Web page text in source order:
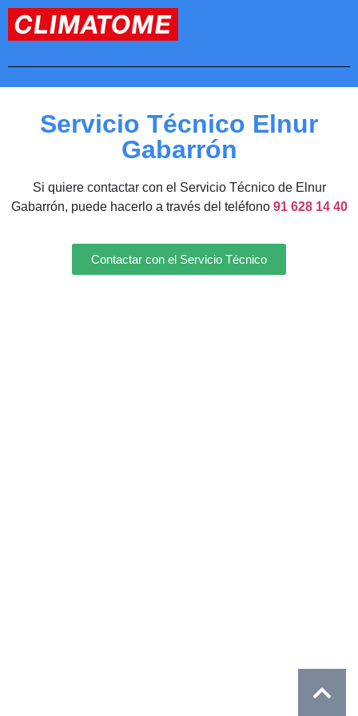
Servicio Técnico Elnur
Gabarrón
Si quiere contactar con el Servicio Técnico de Elnur
Gabarrón, puede hacerlo a través del teléfono 91 628 14 40
Contactar con el Servicio Técnico